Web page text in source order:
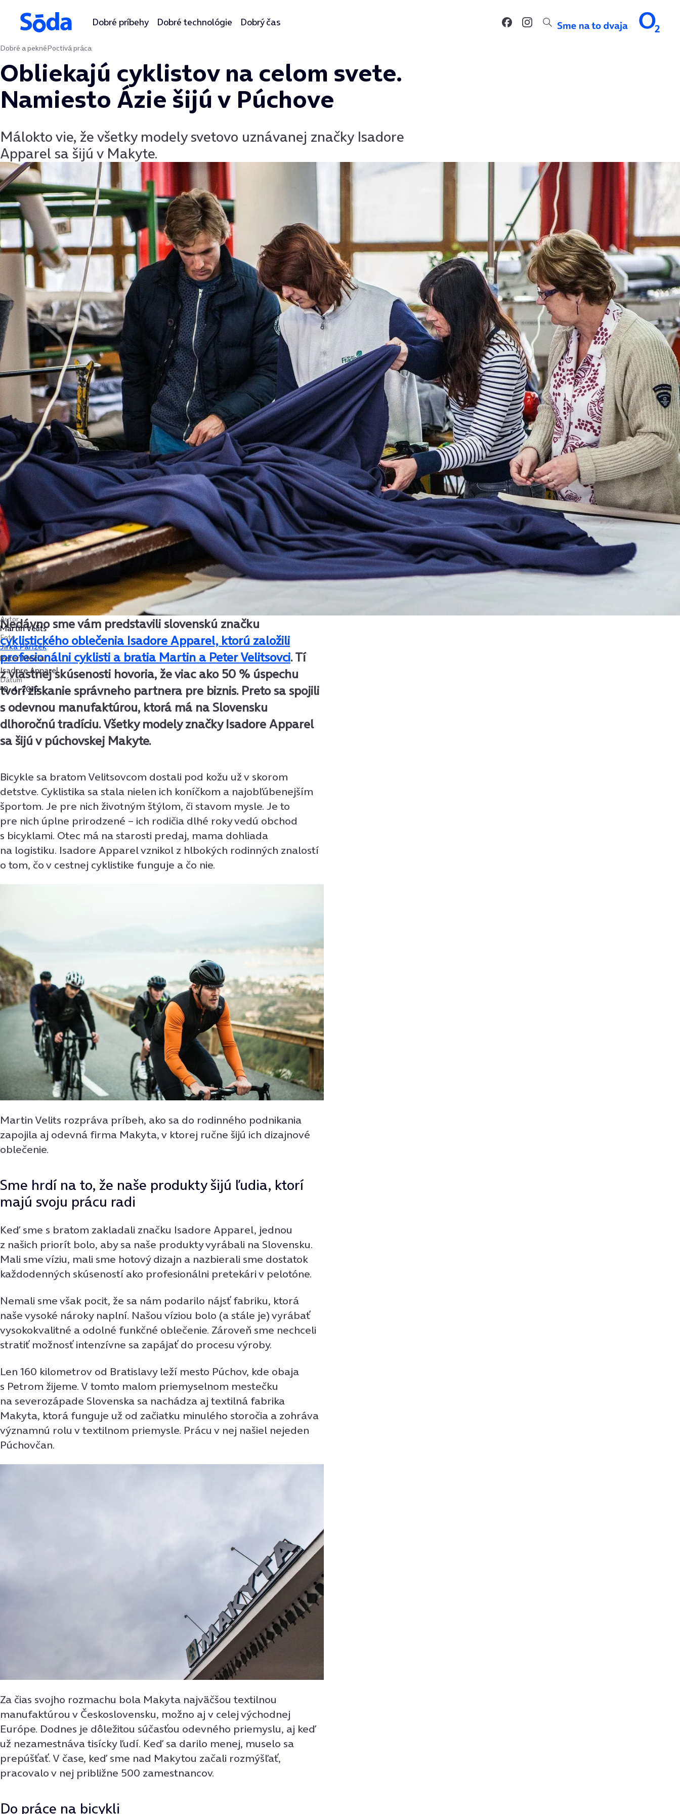
Preskočiť na obsah
Dobré príbehy Dobré technológie Dobrý čas
Dobré a peknéPoctivá práca
Obliekajú cyklistov na celom svete.
Namiesto Ázie šijú v Púchove
Málokto vie, že všetky modely svetovo uznávanej značky Isadore
Apparel sa šijú v Makyte.
Autor
Martin Velits
Foto
Jirka Pařízek
Peter Mečiar
Isadore Apparel
Dátum
10. 4. 2016
Nedávno sme vám predstavili slovenskú značku
cyklistického oblečenia Isadore Apparel, ktorú založili
profesionálni cyklisti a bratia Martin a Peter Velitsovci. Tí
z vlastnej skúsenosti hovoria, že viac ako 50 % úspechu
tvorí získanie správneho partnera pre biznis. Preto sa spojili
s odevnou manufaktúrou, ktorá má na Slovensku
dlhoročnú tradíciu. Všetky modely značky Isadore Apparel
sa šijú v púchovskej Makyte.
Bicykle sa bratom Velitsovcom dostali pod kožu už v skorom
detstve. Cyklistika sa stala nielen ich koníčkom a najobľúbenejším
športom. Je pre nich životným štýlom, či stavom mysle. Je to
pre nich úplne prirodzené – ich rodičia dlhé roky vedú obchod
s bicyklami. Otec má na starosti predaj, mama dohliada
na logistiku. Isadore Apparel vznikol z hlbokých rodinných znalostí
o tom, čo v cestnej cyklistike funguje a čo nie.
Martin Velits rozpráva príbeh, ako sa do rodinného podnikania
zapojila aj odevná firma Makyta, v ktorej ručne šijú ich dizajnové
oblečenie.
Sme hrdí na to, že naše produkty šijú ľudia, ktorí
majú svoju prácu radi
Keď sme s bratom zakladali značku Isadore Apparel, jednou
z našich priorít bolo, aby sa naše produkty vyrábali na Slovensku.
Mali sme víziu, mali sme hotový dizajn a nazbierali sme dostatok
každodenných skúseností ako profesionálni pretekári v pelotóne.
Nemali sme však pocit, že sa nám podarilo nájsť fabriku, ktorá
naše vysoké nároky naplní. Našou víziou bolo (a stále je) vyrábať
vysokokvalitné a odolné funkčné oblečenie. Zároveň sme nechceli
stratiť možnosť intenzívne sa zapájať do procesu výroby.
Len 160 kilometrov od Bratislavy leží mesto Púchov, kde obaja
s Petrom žijeme. V tomto malom priemyselnom mestečku
na severozápade Slovenska sa nachádza aj textilná fabrika
Makyta, ktorá funguje už od začiatku minulého storočia a zohráva
významnú rolu v textilnom priemysle. Prácu v nej našiel nejeden
Púchovčan.
Za čias svojho rozmachu bola Makyta najväčšou textilnou
manufaktúrou v Československu, možno aj v celej východnej
Európe. Dodnes je dôležitou súčasťou odevného priemyslu, aj keď
už nezamestnáva tisícky ľudí. Keď sa darilo menej, muselo sa
prepúšťať. V čase, keď sme nad Makytou začali rozmýšľať,
pracovalo v nej približne 500 zamestnancov.
Do práce na bicykli